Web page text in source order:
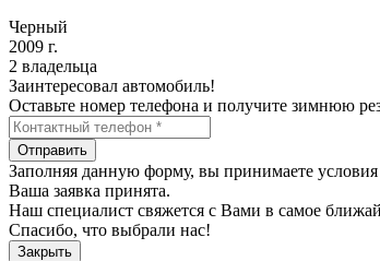
Черный
2009 г.
2 владельца
Заинтересовал автомобиль!
Оставьте номер телефона и получите зимнюю
Отправить
Заполняя данную форму, вы принимаете условия
Ваша заявка принята.
Наш специалист свяжется с Вами в самое
Спасибо, что выбрали нас!
Закрыть